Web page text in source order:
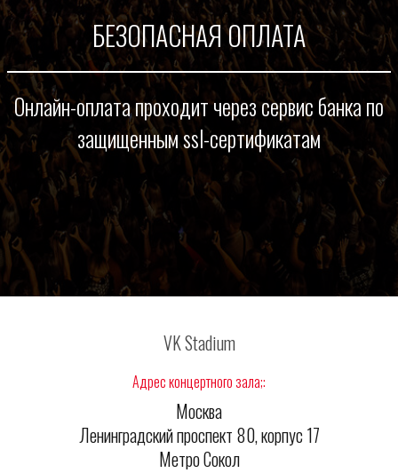
БЕЗОПАСНАЯ ОПЛАТА
Онлайн-оплата проходит через сервис банка по
защищенным ssl-сертификатам
VK Stadium
Адрес концертного зала;:
Москва
Ленинградский проспект 80, корпус 17
Метро Сокол